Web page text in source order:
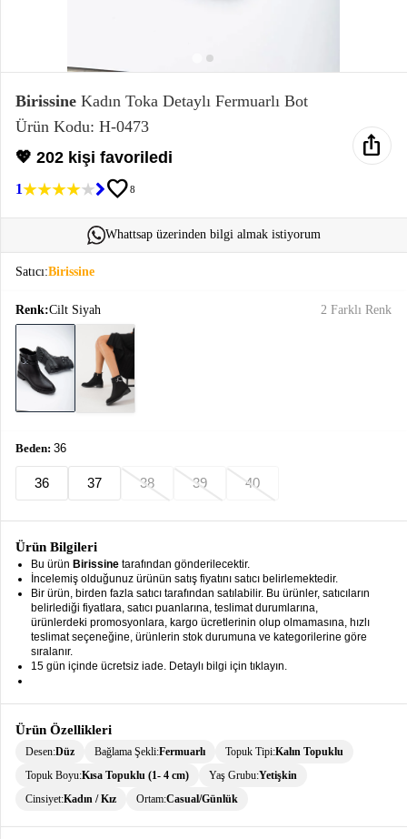
Ev
Giyimkeyboard_arrow_down
keyboard_arrow_down
keyboard_arrow_down
Dış
Giyimkeyboard_arrow_down
Tesettür
Giyim keyboard_arrow_down
Büyük
Bedenkeyboard_arrow_down
İç
Giyim
keyboard_arrow_down
Birissine Kadın Toka Detaylı Fermuarlı Bot
Ürün Kodu: H-0473
💖 202 kişi favoriledi
1 favorite8
ios_share
Whattsap üzerinden bilgi almak istiyorum
Satıcı:Birissine
Renk:Cilt Siyah 2 Farklı Renk
Beden: 36
36 37 38 39 40
Ürün Bilgileri
Bu ürün Birissine tarafından gönderilecektir.
İncelemiş olduğunuz ürünün satış fiyatını satıcı belirlemektedir.
Bir ürün, birden fazla satıcı tarafından satılabilir. Bu ürünler, satıcıların
belirlediği fiyatlara, satıcı puanlarına, teslimat durumlarına,
ürünlerdeki promosyonlara, kargo ücretlerinin olup olmamasına, hızlı
teslimat seçeneğine, ürünlerin stok durumuna ve kategorilerine göre
sıralanır.
15 gün içinde ücretsiz iade. Detaylı bilgi için tıklayın.
Ürün Özellikleri
Desen:Düz Bağlama Şekli:Fermuarlı Topuk Tipi:Kalın Topuklu
Topuk Boyu:Kısa Topuklu (1- 4 cm) Yaş Grubu:Yetişkin
Cinsiyet:Kadın / Kız Ortam:Casual/Günlük